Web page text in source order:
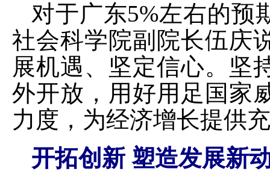
对于广东5%左右的预
社会科学院副院长伍庆
展机遇、坚定信心。坚
外开放，用好用足国家
力度，为经济增长提供
开拓创新 塑造发展新